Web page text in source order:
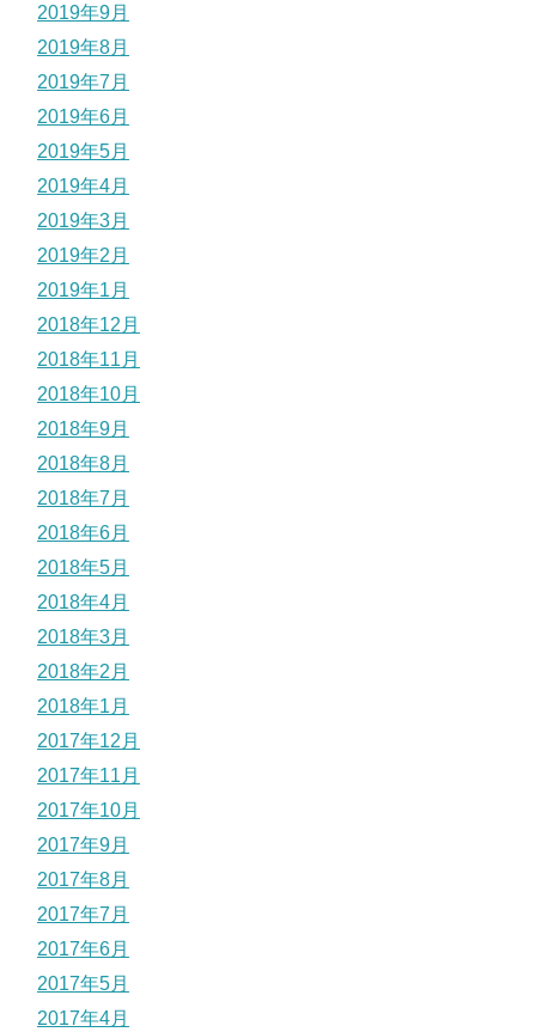
2019年9月
2019年8月
2019年7月
2019年6月
2019年5月
2019年4月
2019年3月
2019年2月
2019年1月
2018年12月
2018年11月
2018年10月
2018年9月
2018年8月
2018年7月
2018年6月
2018年5月
2018年4月
2018年3月
2018年2月
2018年1月
2017年12月
2017年11月
2017年10月
2017年9月
2017年8月
2017年7月
2017年6月
2017年5月
2017年4月